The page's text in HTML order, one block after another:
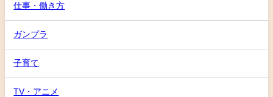
仕事・働き方
ガンプラ
子育て
TV・アニメ